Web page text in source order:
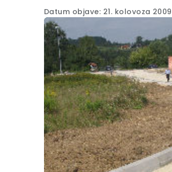
Datum objave: 21. kolovoza